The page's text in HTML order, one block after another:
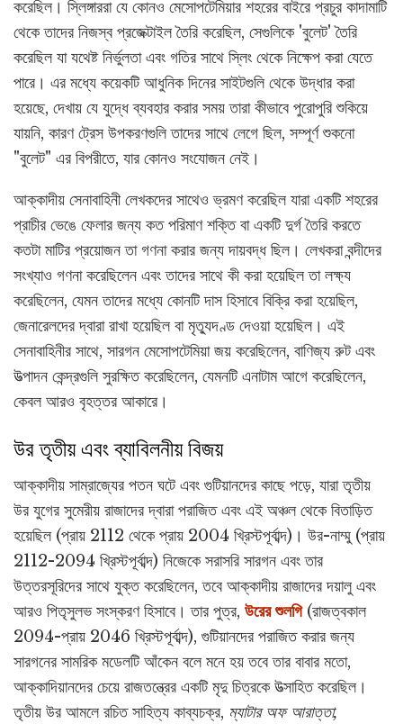
করেছিল। স্লিঙ্গাররা যে কোনও মেসোপটেমিয়ার শহরের বাইরে প্রচুর কাদামাটি
থেকে তাদের নিজস্ব প্রজেক্টাইল তৈরি করেছিল, সেগুলিকে 'বুলেট' তৈরি
করেছিল যা যথেষ্ট নির্ভুলতা এবং গতির সাথে স্লিং থেকে নিক্ষেপ করা যেতে
পারে। এর মধ্যে কয়েকটি আধুনিক দিনের সাইটগুলি থেকে উদ্ধার করা
হয়েছে, দেখায় যে যুদ্ধে ব্যবহার করার সময় তারা কীভাবে পুরোপুরি শুকিয়ে
যায়নি, কারণ ট্রেস উপকরণগুলি তাদের সাথে লেগে ছিল, সম্পূর্ণ শুকনো
"বুলেট" এর বিপরীতে, যার কোনও সংযোজন নেই।
আক্কাদীয় সেনাবাহিনী লেখকদের সাথেও ভ্রমণ করেছিল যারা একটি শহরের
প্রাচীর ভেঙে ফেলার জন্য কত পরিমাণ শক্তি বা একটি দুর্গ তৈরি করতে
কতটা মাটির প্রয়োজন তা গণনা করার জন্য দায়বদ্ধ ছিল। লেখকরা বন্দীদের
সংখ্যাও গণনা করেছিলেন এবং তাদের সাথে কী করা হয়েছিল তা লক্ষ্য
করেছিলেন, যেমন তাদের মধ্যে কোনটি দাস হিসাবে বিক্রি করা হয়েছিল,
জেনারেলদের দ্বারা রাখা হয়েছিল বা মৃত্যুদণ্ড দেওয়া হয়েছিল। এই
সেনাবাহিনীর সাথে, সারগন মেসোপটেমিয়া জয় করেছিলেন, বাণিজ্য রুট এবং
উত্পাদন কেন্দ্রগুলি সুরক্ষিত করেছিলেন, যেমনটি এনাটাম আগে করেছিলেন,
কেবল আরও বৃহত্তর আকারে।
উর তৃতীয় এবং ব্যাবিলনীয় বিজয়
আক্কাদীয় সাম্রাজ্যের পতন ঘটে এবং গুটিয়ানদের কাছে পড়ে, যারা তৃতীয়
উর যুগের সুমেরীয় রাজাদের দ্বারা পরাজিত এবং এই অঞ্চল থেকে বিতাড়িত
হয়েছিল (প্রায় 2112 থেকে প্রায় 2004 খ্রিস্টপূর্বাব্দ)। উর-নাম্মু (প্রায়
2112-2094 খ্রিস্টপূর্বাব্দ) নিজেকে সরাসরি সারগন এবং তার
উত্তরসূরিদের সাথে যুক্ত করেছিলেন, তবে আক্কাদীয় রাজাদের দয়ালু এবং
আরও পিতৃসুলভ সংস্করণ হিসাবে। তার পুত্র, উরের শুলগি(রাজত্বকাল
2094-প্রায় 2046 খ্রিস্টপূর্বাব্দ), গুটিয়ানদের পরাজিত করার জন্য
সারগনের সামরিক মডেলটি আঁকেন বলে মনে হয় তবে তার বাবার মতো,
আক্কাদিয়ানদের চেয়ে রাজতন্ত্রের একটি মৃদু চিত্রকে উত্সাহিত করেছিল।
তৃতীয় উর আমলে রচিত সাহিত্য কাব্যচক্র, ম্যাটার অফ আরাত্তা,